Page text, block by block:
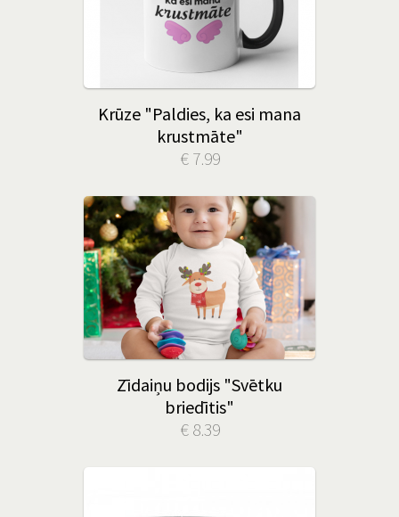
Krūze "Paldies, ka esi mana
krustmāte"
€ 7.99
Zīdaiņu bodijs "Svētku
briedītis"
€ 8.39